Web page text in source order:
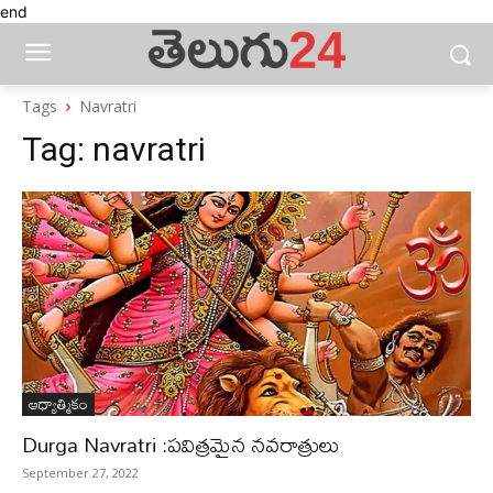
end
Tags Navratri
Tag: navratri
ఆధ్యాత్మికం
Durga Navratri :పవిత్రమైన నవరాత్రులు
September 27, 2022